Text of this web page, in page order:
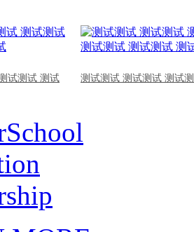
试测试 测试 测试测试 测试测试 测试